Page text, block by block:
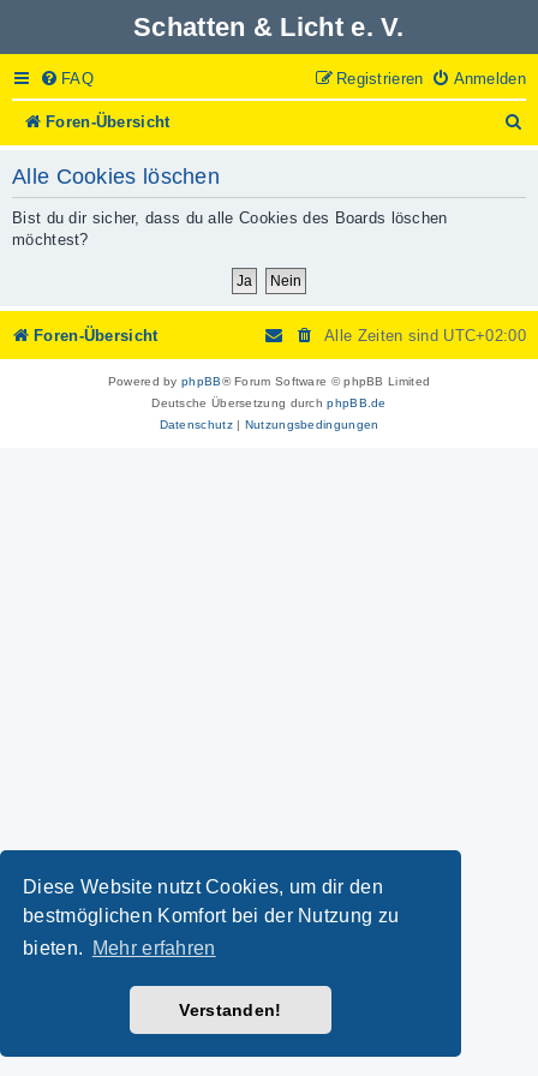
Diese Website nutzt Cookies, um dir den
bestmöglichen Komfort bei der Nutzung zu
bieten.
Mehr erfahren
Verstanden!
Schatten & Licht e. V.
FAQ Anmelden
Registrieren
Foren-Übersicht
u
Alle Cookies löschen
Bist du dir sicher, dass du alle Cookies des Boards löschen
möchtest?
Foren-Übersicht Alle Zeiten sind UTC+02:00
Powered byphpBB® Forum Software © phpBB Limited
Deutsche Übersetzung durchphpBB.de
Datenschutz| Nutzungsbedingungen